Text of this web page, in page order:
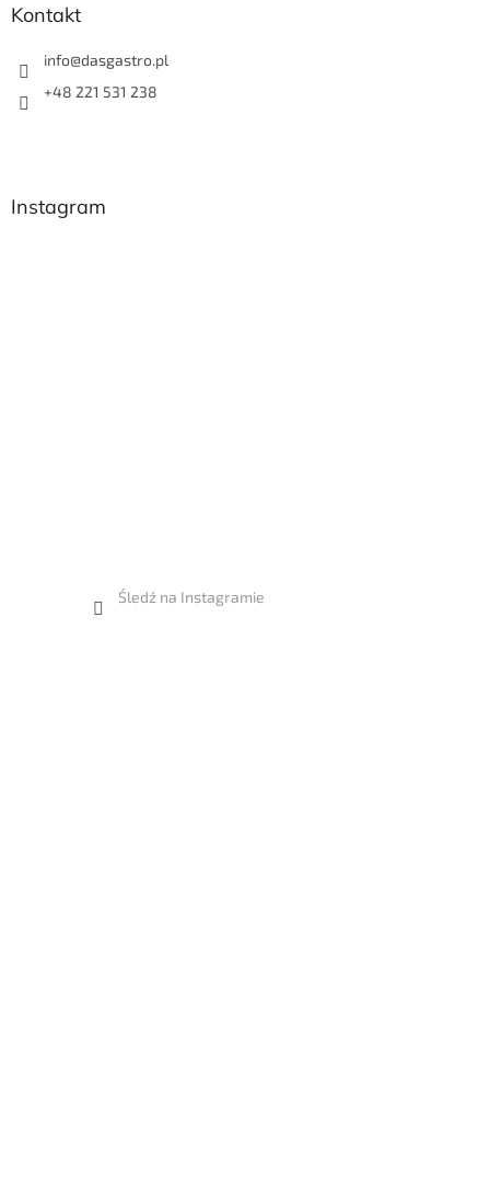
Kontakt
info@dasgastro.pl
+48 221 531 238
Instagram
Śledź na Instagramie